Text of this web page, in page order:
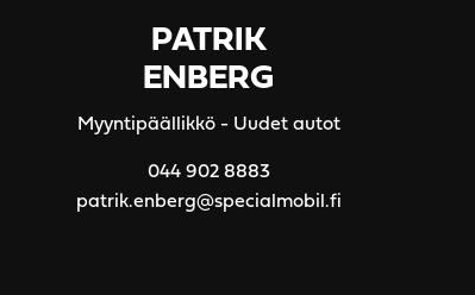
PATRIK
ENBERG
Myyntipäällikkö - Uudet autot
044 902 8883
patrik.enberg@specialmobil.fi